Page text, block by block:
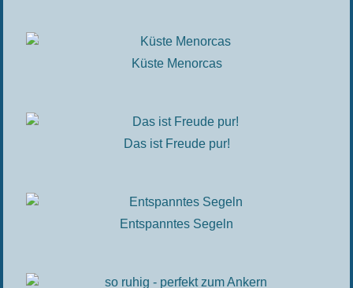
Küste Menorcas
Das ist Freude pur!
Entspanntes Segeln